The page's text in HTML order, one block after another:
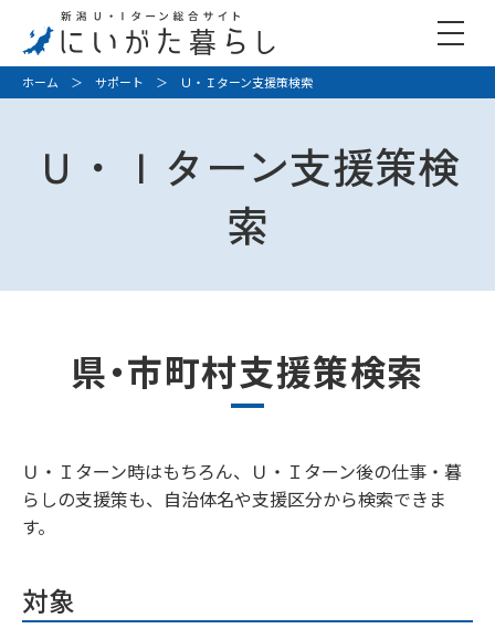
ホーム ＞ サポート ＞ Ｕ・Ｉターン支援策検索
Ｕ・Ｉターン支援策検
索
県・市町村支援策検索
Ｕ・Ｉターン時はもちろん、Ｕ・Ｉターン後の仕事・暮
らしの支援策も、自治体名や支援区分から検索できま
す。
対象